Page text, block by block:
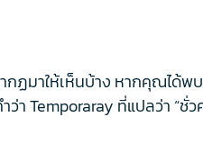
ฏมาให้เห็นบ้าง หากคุณได้
า Temporaray ที่แปลว่า “ชั่